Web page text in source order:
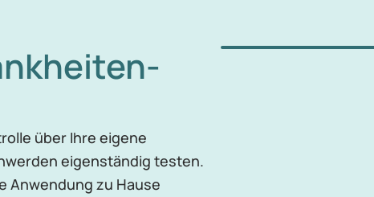
über Ihre eigene
eigenständig testen.
Anwendung zu Hause